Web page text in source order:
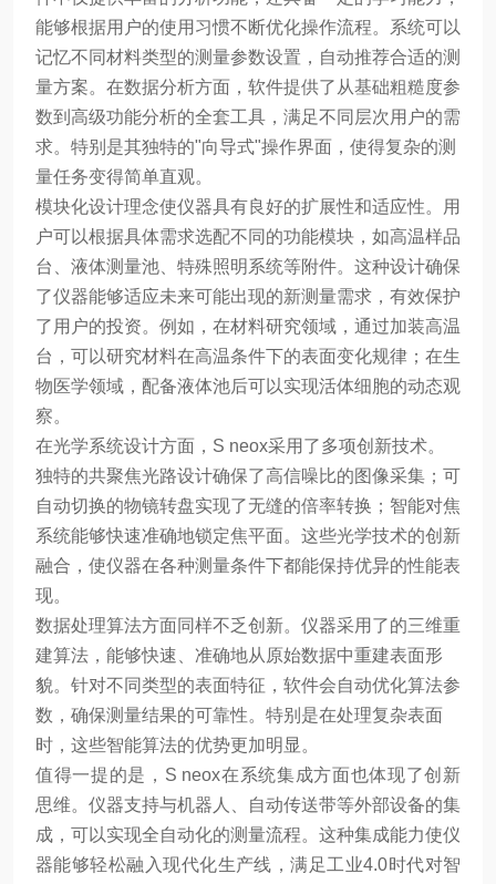
能够根据用户的使用习惯不断优化操作流程。系统可以
记忆不同材料类型的测量参数设置，自动推荐合适的测
量方案。在数据分析方面，软件提供了从基础粗糙度参
数到高级功能分析的全套工具，满足不同层次用户的需
求。特别是其独特的"向导式"操作界面，使得复杂的测
量任务变得简单直观。
模块化设计理念使仪器具有良好的扩展性和适应性。用
户可以根据具体需求选配不同的功能模块，如高温样品
台、液体测量池、特殊照明系统等附件。这种设计确保
了仪器能够适应未来可能出现的新测量需求，有效保护
了用户的投资。例如，在材料研究领域，通过加装高温
台，可以研究材料在高温条件下的表面变化规律；在生
物医学领域，配备液体池后可以实现活体细胞的动态观
察。
在光学系统设计方面，S neox采用了多项创新技术。
独特的共聚焦光路设计确保了高信噪比的图像采集；可
自动切换的物镜转盘实现了无缝的倍率转换；智能对焦
系统能够快速准确地锁定焦平面。这些光学技术的创新
融合，使仪器在各种测量条件下都能保持优异的性能表
现。
数据处理算法方面同样不乏创新。仪器采用了的三维重
建算法，能够快速、准确地从原始数据中重建表面形
貌。针对不同类型的表面特征，软件会自动优化算法参
数，确保测量结果的可靠性。特别是在处理复杂表面
时，这些智能算法的优势更加明显。
值得一提的是，S neox在系统集成方面也体现了创新
思维。仪器支持与机器人、自动传送带等外部设备的集
成，可以实现全自动化的测量流程。这种集成能力使仪
器能够轻松融入现代化生产线，满足工业4.0时代对智